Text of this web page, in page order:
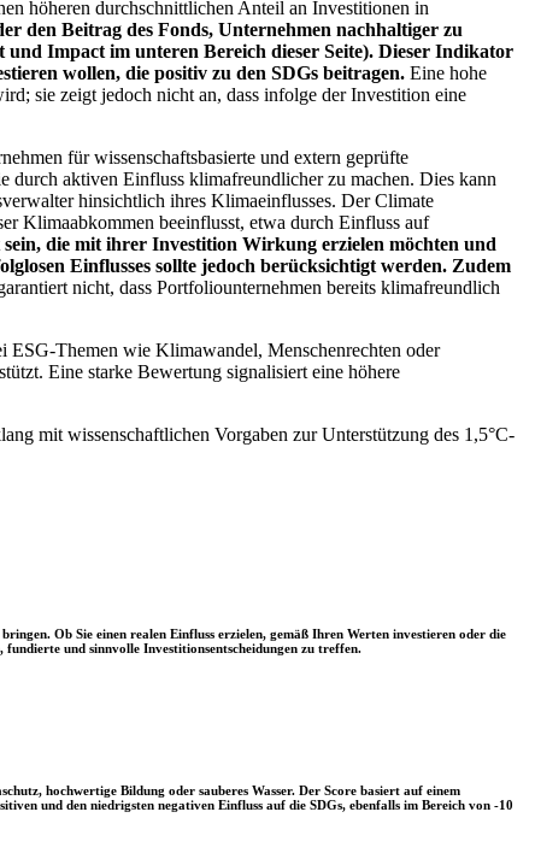
höheren durchschnittlichen Anteil an Investitionen in
den Beitrag des Fonds, Unternehmen nachhaltiger zu
Impact im unteren Bereich dieser Seite). Dieser Indikator
wollen, die positiv zu den SDGs beitragen. Eine hohe
sie zeigt jedoch nicht an, dass infolge der Investition eine
für wissenschaftsbasierte und extern geprüfte
durch aktiven Einfluss klimafreundlicher zu machen. Dies kann
hinsichtlich ihres Klimaeinflusses. Der Climate
Klimaabkommen beeinflusst, etwa durch Einfluss auf
die mit ihrer Investition Wirkung erzielen möchten und
Einflusses sollte jedoch berücksichtigt werden. Zudem
nicht, dass Portfoliounternehmen bereits klimafreundlich
ESG-Themen wie Klimawandel, Menschenrechten oder
Eine starke Bewertung signalisiert eine höhere
mit wissenschaftlichen Vorgaben zur Unterstützung des 1,5°C-
Ob Sie einen realen Einfluss erzielen, gemäß Ihren Werten investieren oder die
fundierte und sinnvolle Investitionsentscheidungen zu treffen.
hochwertige Bildung oder sauberes Wasser. Der Score basiert auf einem
und den niedrigsten negativen Einfluss auf die SDGs, ebenfalls im Bereich von -10